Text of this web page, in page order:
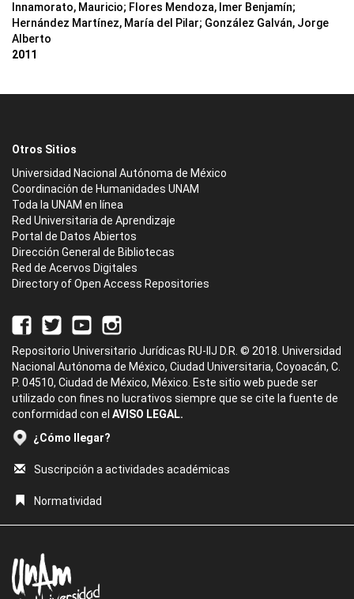
Innamorato, Mauricio; Flores Mendoza, Imer Benjamín;
Hernández Martínez, María del Pilar; González Galván, Jorge
Alberto
2011
Otros Sitios
Universidad Nacional Autónoma de México
Coordinación de Humanidades UNAM
Toda la UNAM en línea
Red Universitaria de Aprendizaje
Portal de Datos Abiertos
Dirección General de Bibliotecas
Red de Acervos Digitales
Directory of Open Access Repositories
Repositorio Universitario Jurídicas RU-IIJ D.R. © 2018. Universidad
Nacional Autónoma de México, Ciudad Universitaria, Coyoacán, C.
P. 04510, Ciudad de México, México. Este sitio web puede ser
utilizado con fines no lucrativos siempre que se cite la fuente de
conformidad con el AVISO LEGAL.
¿Cómo llegar?
Suscripción a actividades académicas
Normatividad